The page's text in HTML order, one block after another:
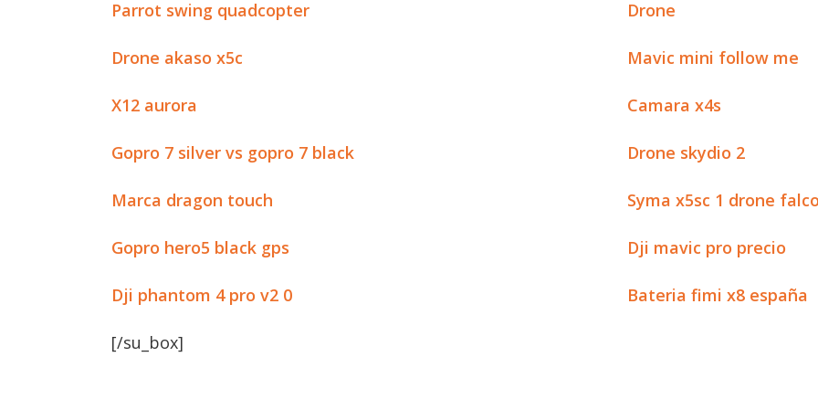
Parrot swing quadcopter Drone
Drone akaso x5c Mavic mini follow me
X12 aurora Camara x4s
Gopro 7 silver vs gopro 7 black Drone skydio 2
Marca dragon touch Syma x5sc 1 drone
Gopro hero5 black gps Dji mavic pro precio
Dji phantom 4 pro v2 0 Bateria fimi x8 españa
[/su_box]